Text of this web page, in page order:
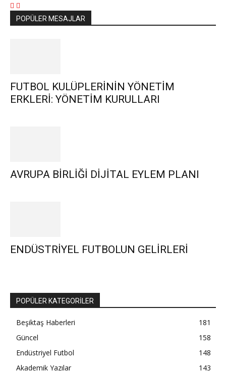
POPÜLER MESAJLAR
FUTBOL KULÜPLERİNİN YÖNETİM
ERKLERİ: YÖNETİM KURULLARI
AVRUPA BİRLİĞİ DİJİTAL EYLEM PLANI
ENDÜSTRİYEL FUTBOLUN GELİRLERİ
POPÜLER KATEGORİLER
Beşiktaş Haberleri
181
Güncel
158
Endüstriyel Futbol
148
Akademik Yazılar
143